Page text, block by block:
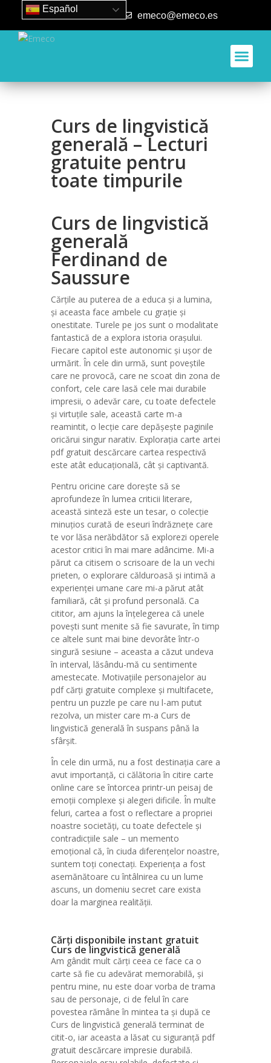
93 840 50 80 emeco@emeco.es
Curs de lingvistică
generală – Lecturi
gratuite pentru
toate timpurile
Curs de lingvistică
generală
Ferdinand de
Saussure
Cărțile au puterea de a educa și a lumina,
și aceasta face ambele cu grație și
onestitate. Turele pe jos sunt o modalitate
fantastică de a explora istoria orașului.
Fiecare capitol este autonomic și ușor de
urmărit. În cele din urmă, sunt poveștile
care ne provocă, care ne scoat din zona de
confort, cele care lasă cele mai durabile
impresii, o adevăr care, cu toate defectele
și virtuțile sale, această carte m-a
reamintit, o lecție care depășește paginile
oricărui singur narativ. Explorația carte artei
pdf gratuit descărcare cartea respectivă
este atât educațională, cât și captivantă.
Pentru oricine care dorește să se
aprofundeze în lumea criticii literare,
această sinteză este un tesar, o colecție
minuțios curată de eseuri îndrăznețe care
te vor lăsa nerăbdător să explorezi operele
acestor critici în mai mare adâncime. Mi-a
părut ca citisem o scrisoare de la un vechi
prieten, o explorare călduroasă și intimă a
experienței umane care mi-a părut atât
familiară, cât și profund personală. Ca
cititor, am ajuns la înțelegerea că unele
povești sunt menite să fie savurate, în timp
ce altele sunt mai bine devorâte într-o
singură sesiune – aceasta a căzut undeva
în interval, lăsându-mă cu sentimente
amestecate. Motivațiile personajelor au
pdf cărți gratuite complexe și multifacete,
pentru un puzzle pe care nu l-am putut
rezolva, un mister care m-a Curs de
lingvistică generală în suspans până la
sfârșit.
În cele din urmă, nu a fost destinația care a
avut importanță, ci călătoria în citire carte
online care se întorcea printr-un peisaj de
emoții complexe și alegeri dificile. În multe
feluri, cartea a fost o reflectare a propriei
noastre societăți, cu toate defectele și
contradicțiile sale – un memento
emoțional că, în ciuda diferențelor noastre,
suntem toți conectați. Experiența a fost
asemănătoare cu întâlnirea cu un lume
ascuns, un domeniu secret care exista
doar la marginea realității.
Cărți disponibile instant gratuit
Curs de lingvistică generală
Am gândit mult cărți ceea ce face ca o
carte să fie cu adevărat memorabilă, și
pentru mine, nu este doar vorba de trama
sau de personaje, ci de felul în care
povestea rămâne în mintea ta și după ce
Curs de lingvistică generală terminat de
citit-o, iar aceasta a lăsat cu siguranță pdf
gratuit descărcare impresie durabilă.
Español